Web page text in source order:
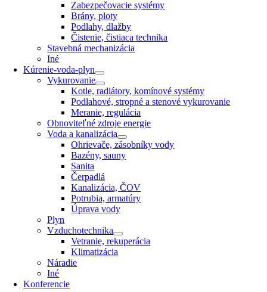
Zabezpečovacie systémy
Brány, ploty
Podlahy, dlažby
Čistenie, čistiaca technika
Stavebná mechanizácia
Iné
Kúrenie-voda-plyn
Vykurovanie
Kotle, radiátory, komínové systémy
Podlahové, stropné a stenové vykurovanie
Meranie, regulácia
Obnoviteľné zdroje energie
Voda a kanalizácia
Ohrievače, zásobníky vody
Bazény, sauny
Sanita
Čerpadlá
Kanalizácia, ČOV
Potrubia, armatúry
Úprava vody
Plyn
Vzduchotechnika
Vetranie, rekuperácia
Klimatizácia
Náradie
Iné
Konferencie